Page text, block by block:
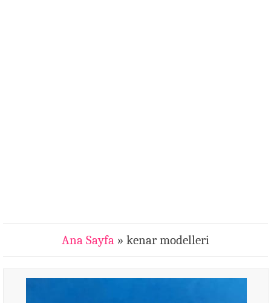
Ana Sayfa » kenar modelleri